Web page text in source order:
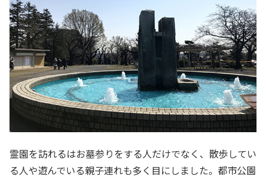
霊園を訪れるはお墓参りをする人だけでなく、散歩してい
る人や遊んでいる親子連れも多く目にしました。都市公園